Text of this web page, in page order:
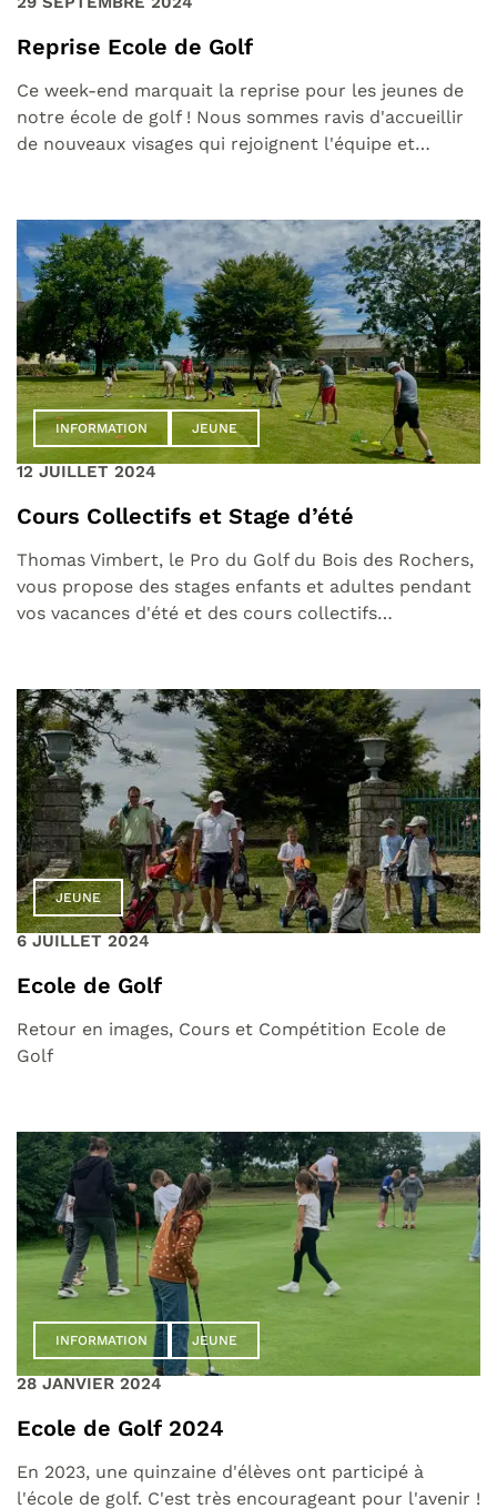
Reprise Ecole de Golf
Ce week-end marquait la reprise pour les jeunes de
notre école de golf ! Nous sommes ravis d'accueillir
de nouveaux visages qui rejoignent l'équipe et…
INFORMATION JEUNE
12 JUILLET 2024
Cours Collectifs et Stage d’été
Thomas Vimbert, le Pro du Golf du Bois des Rochers,
vous propose des stages enfants et adultes pendant
vos vacances d'été et des cours collectifs…
JEUNE
6 JUILLET 2024
Ecole de Golf
Retour en images, Cours et Compétition Ecole de
Golf
INFORMATION JEUNE
28 JANVIER 2024
Ecole de Golf 2024
En 2023, une quinzaine d'élèves ont participé à
l'école de golf. C'est très encourageant pour l'avenir !